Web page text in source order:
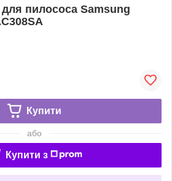
для пилососа Samsung
Купити
або
Купити з